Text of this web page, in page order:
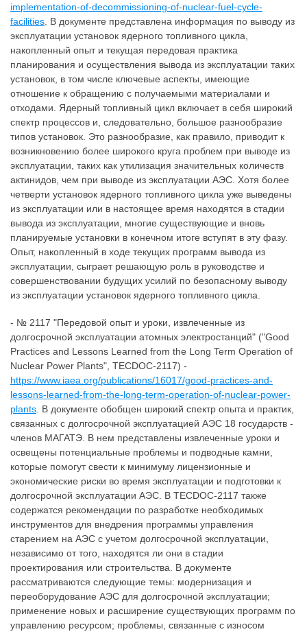
implementation-of-decommissioning-of-nuclear-fuel-cycle-
facilities . В документе представлена информация по выводу из
эксплуатации установок ядерного топливного цикла,
накопленный опыт и текущая передовая практика
планирования и осуществления вывода из эксплуатации таких
установок, в том числе ключевые аспекты, имеющие
отношение к обращению с получаемыми материалами и
отходами. Ядерный топливный цикл включает в себя широкий
спектр процессов и, следовательно, большое разнообразие
типов установок. Это разнообразие, как правило, приводит к
возникновению более широкого круга проблем при выводе из
эксплуатации, таких как утилизация значительных количеств
актинидов, чем при выводе из эксплуатации АЭС. Хотя более
четверти установок ядерного топливного цикла уже выведены
из эксплуатации или в настоящее время находятся в стадии
вывода из эксплуатации, многие существующие и вновь
планируемые установки в конечном итоге вступят в эту фазу.
Опыт, накопленный в ходе текущих программ вывода из
эксплуатации, сыграет решающую роль в руководстве и
совершенствовании будущих усилий по безопасному выводу
из эксплуатации установок ядерного топливного цикла.
- № 2117 "Передовой опыт и уроки, извлеченные из
долгосрочной эксплуатации атомных электростанций" ("Good
Practices and Lessons Learned from the Long Term Operation of
Nuclear Power Plants", TECDOC-2117) -
https://www.iaea.org/publications/16017/good-practices-and-
lessons-learned-from-the-long-term-operation-of-nuclear-power-
plants . В документе обобщен широкий спектр опыта и практик,
связанных с долгосрочной эксплуатацией АЭС 18 государств -
членов МАГАТЭ. В нем представлены извлеченные уроки и
освещены потенциальные проблемы и подводные камни,
которые помогут свести к минимуму лицензионные и
экономические риски во время эксплуатации и подготовки к
долгосрочной эксплуатации АЭС. В TECDOC-2117 также
содержатся рекомендации по разработке необходимых
инструментов для внедрения программы управления
старением на АЭС с учетом долгосрочной эксплуатации,
независимо от того, находятся ли они в стадии
проектирования или строительства. В документе
рассматриваются следующие темы: модернизация и
переоборудование АЭС для долгосрочной эксплуатации;
применение новых и расширение существующих программ по
управлению ресурсом; проблемы, связанные с износом